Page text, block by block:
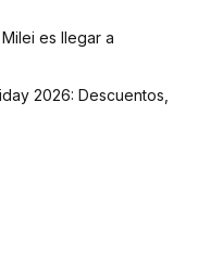
es llegar a
2026: Descuentos,